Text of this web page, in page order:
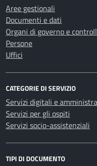
Aree gestionali
Documenti e dati
Organi di governo e
Persone
Uffici
CATEGORIE DI SERVIZIO
Servizi digitali e
Servizi per gli ospiti
Servizi socio-assistenziali
TIPI DI DOCUMENTO